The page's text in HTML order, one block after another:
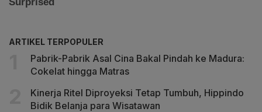
ARTIKEL TERPOPULER
Pabrik-Pabrik Asal Cina Bakal Pindah ke Madura:
Cokelat hingga Matras
Kinerja Ritel Diproyeksi Tetap Tumbuh, Hippindo
Bidik Belanja para Wisatawan